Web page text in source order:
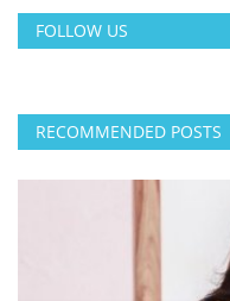
FOLLOW US
RECOMMENDED POSTS